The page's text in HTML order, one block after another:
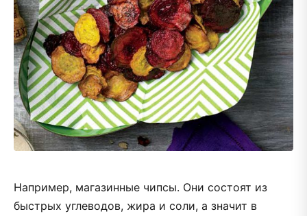
Например, магазинные чипсы. Они состоят из
быстрых углеводов, жира и соли, а значит в